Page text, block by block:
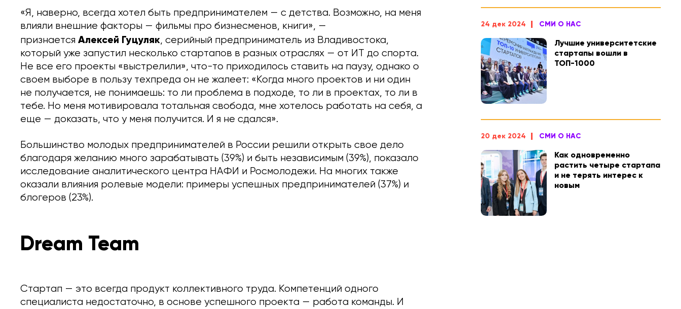
«Я, наверно, всегда хотел быть предпринимателем — с детства. Возможно, на меня
влияли внешние факторы — фильмы про бизнесменов, книги», —
признается Алексей Гуцуляк, серийный предприниматель из Владивостока,
который уже запустил несколько стартапов в разных отраслях — от ИТ до спорта.
Не все его проекты «выстрелили», что-то приходилось ставить на паузу, однако о
своем выборе в пользу техпреда он не жалеет: «Когда много проектов и ни один
не получается, не понимаешь: то ли проблема в подходе, то ли в проектах, то ли в
тебе. Но меня мотивировала тотальная свобода, мне хотелось работать на себя, а
еще — доказать, что у меня получится. И я не сдался».
Большинство молодых предпринимателей в России решили открыть свое дело
благодаря желанию много зарабатывать (39%) и быть независимым (39%), показало
исследование аналитического центра НАФИ и Росмолодежи. На многих также
оказали влияния ролевые модели: примеры успешных предпринимателей (37%) и
блогеров (23%).
Dream Team
Стартап — это всегда продукт коллективного труда. Компетенций одного
специалиста недостаточно, в основе успешного проекта — работа команды. И
24 дек 2024 СМИ О НАС
Лучшие университетские
стартапы вошли в
ТОП-1000
20 дек 2024 СМИ О НАС
Как одновременно
растить четыре стартапа
и не терять интерес к
новым